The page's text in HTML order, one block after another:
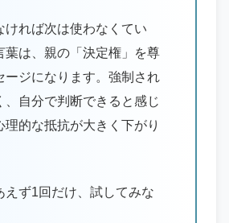
ければ次は使わなくてい
葉は、親の「決定権」を尊
ージになります。強制され
、自分で判断できると感じ
理的な抵抗が大きく下がり
えず1回だけ、試してみな